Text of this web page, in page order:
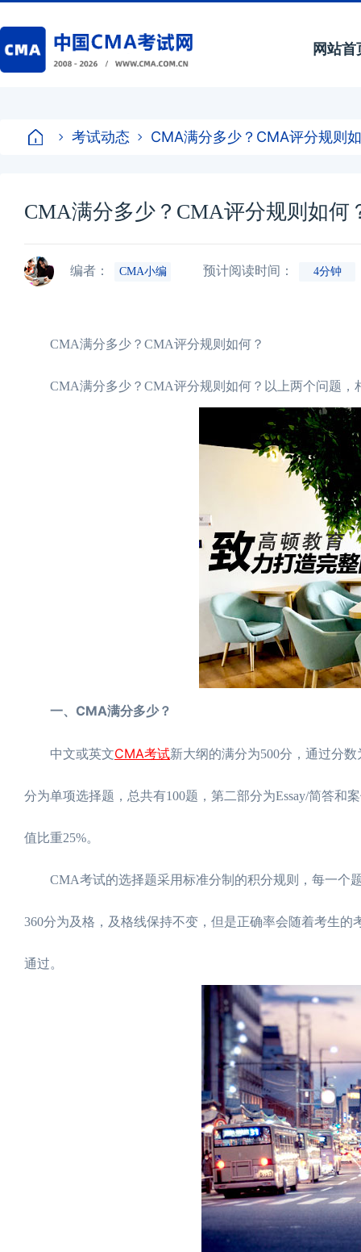
网站首
考试动态 CMA满分多少？CMA评分规则
CMA满分多少？CMA评分规则如何
编者： CMA小编 预计阅读时间： 4分钟
CMA满分多少？CMA评分规则如何？
CMA满分多少？CMA评分规则如何？以上两个问题，
一、CMA满分多少？
中文或英文CMA考试新大纲的满分为500分，通过分
分为单项选择题，总共有100题，第二部分为Essay/简答和
值比重25%。
CMA考试的选择题采用标准分制的积分规则，每一个
360分为及格，及格线保持不变，但是正确率会随着考生
通过。